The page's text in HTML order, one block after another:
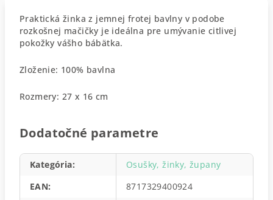
Praktická žinka z jemnej frotej bavlny v podobe
rozkošnej mačičky je ideálna pre umývanie citlivej
pokožky vášho bábätka.
Zloženie: 100% bavlna
Rozmery: 27 x 16 cm
Dodatočné parametre
Kategória:
Osušky, žinky, župany
EAN:
8717329400924